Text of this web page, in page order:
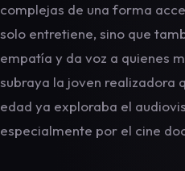
complejas de una forma
solo entretiene, sino que
empatía y da voz a quienes
subraya la joven realizadora
edad ya exploraba el
especialmente por el cine